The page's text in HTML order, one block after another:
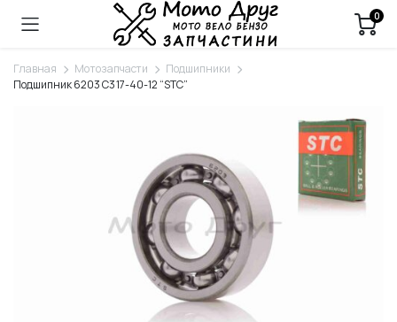
0
Главная Мотозапчасти
Подшипники
Подшипник 6203 C3 17-40-12 “STC”